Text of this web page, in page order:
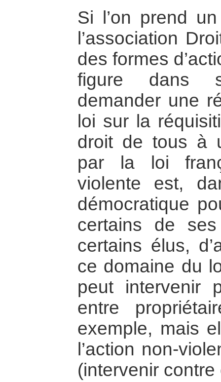
Si l’on prend
l’association
des formes
figure dans
demander une
loi sur la
droit de tous à
par la loi
violente est,
démocratique
certains de
certains élus,
ce domaine du
peut intervenir
entre
exemple, mais
l’action non-
(intervenir